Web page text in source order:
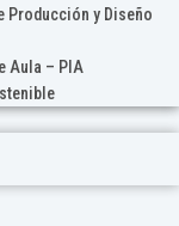
Producción y Diseño
Aula – PIA